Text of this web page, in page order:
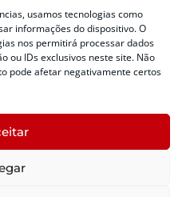
usamos tecnologias como
informações do dispositivo. O
nos permitirá processar dados
ou IDs exclusivos neste site. Não
pode afetar negativamente certos
Catarina